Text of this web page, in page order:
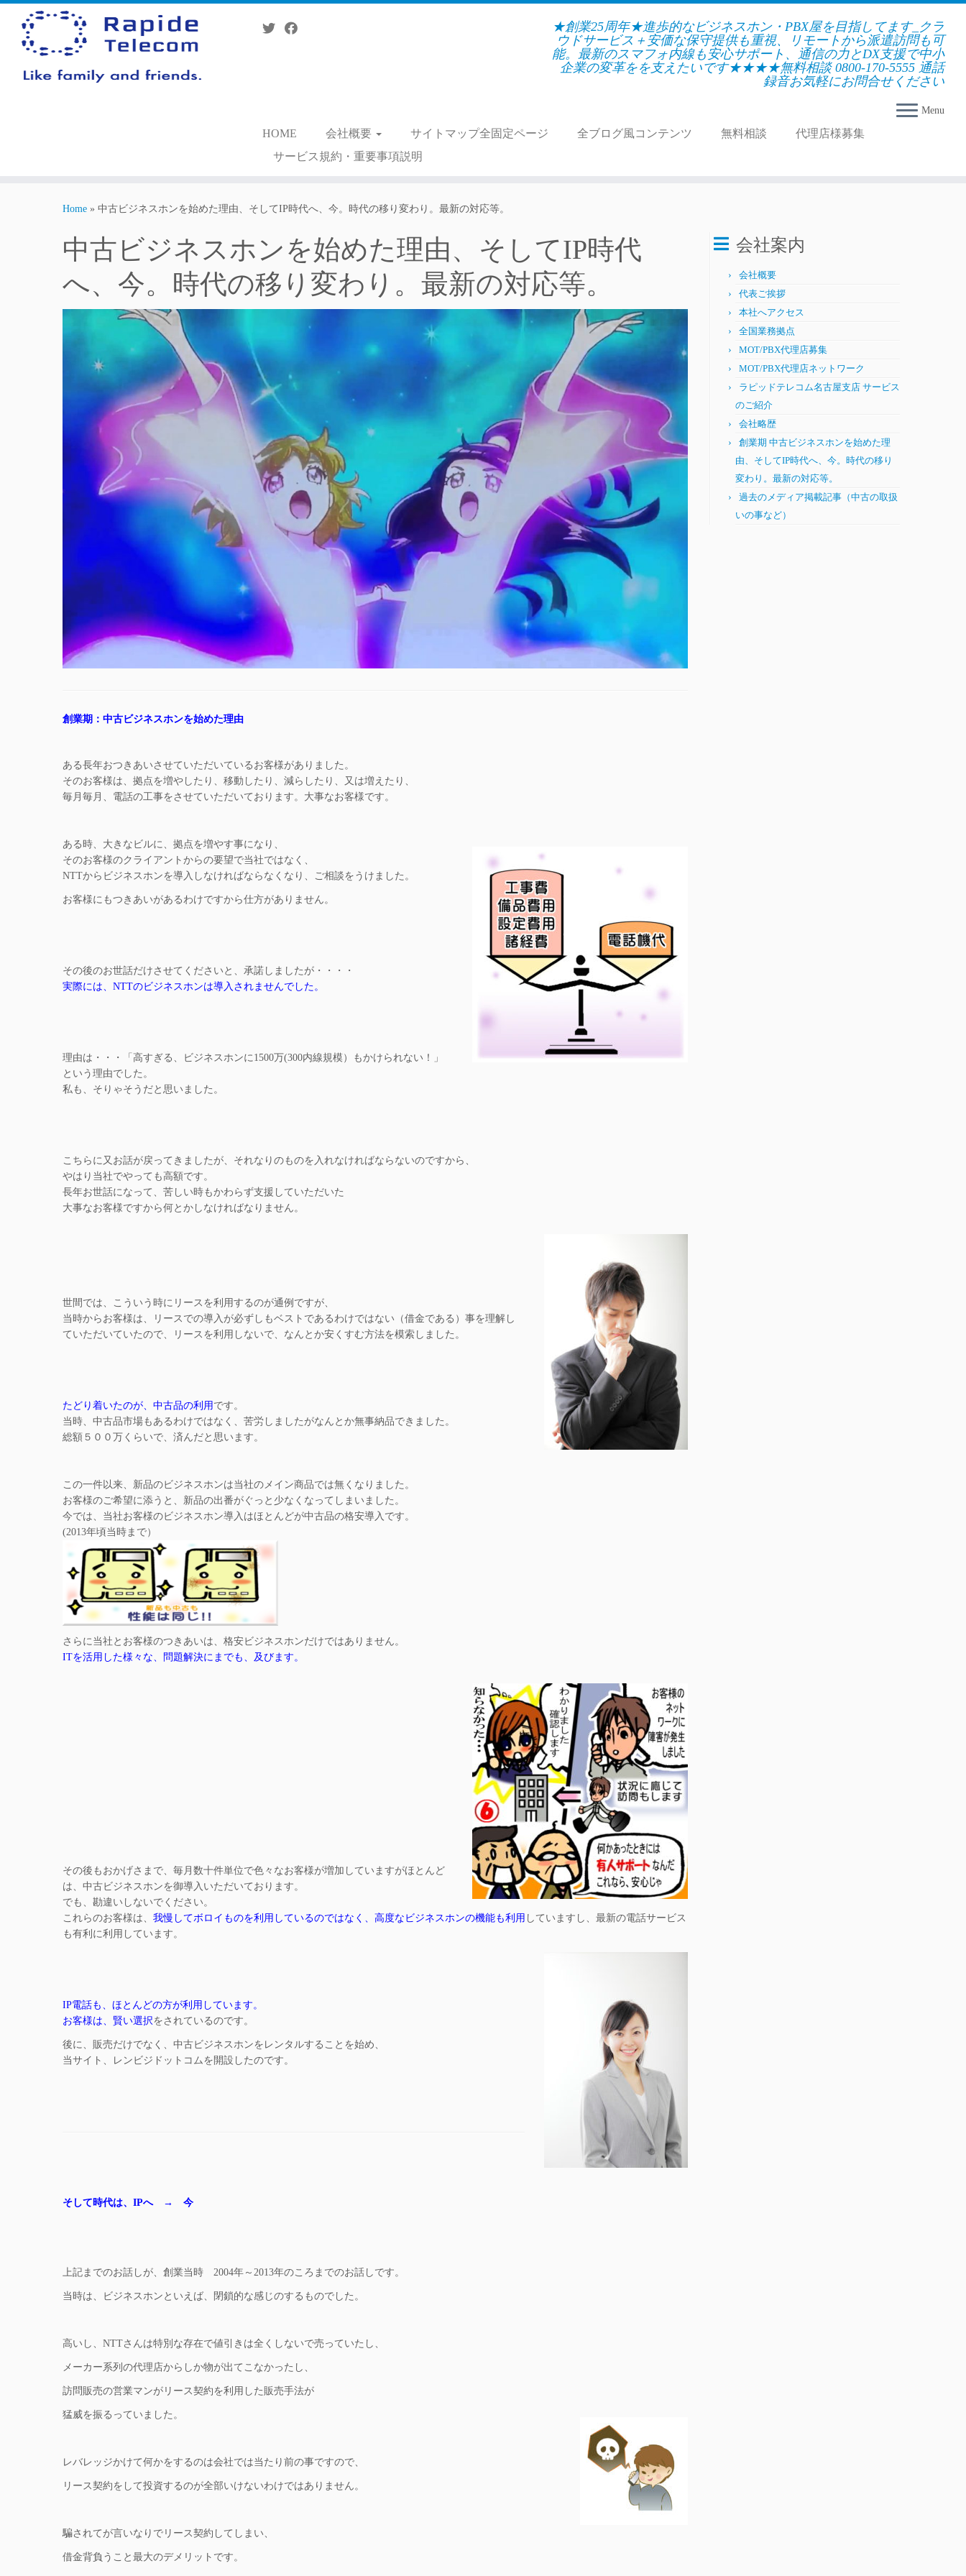
Skip
content
★創業25周年★進歩的なビジネスホン・PBX屋を目指してます_クラ
ウドサービス＋安価な保守提供も重視、リモートから派遣訪問も可
能。最新のスマフォ内線も安心サポート、通信の力とDX支援で中小
企業の変革をを支えたいです★★★★無料相談 0800-170-5555 通話
録音お気軽にお問合せください
Menu
HOME 会社概要 サイトマップ全固定ページ 全ブログ風コンテンツ 無料相談
代理店様募集
サービス規約・重要事項説明
Home » 中古ビジネスホンを始めた理由、そしてIP時代へ、今。時代の移り変わり。最新の対応等。
中古ビジネスホンを始めた理由、そしてIP時代
へ、今。時代の移り変わり。最新の対応等。
創業期：中古ビジネスホンを始めた理由
ある長年おつきあいさせていただいているお客様がありました。
そのお客様は、拠点を増やしたり、移動したり、減らしたり、又は増えたり、
毎月毎月、電話の工事をさせていただいております。大事なお客様です。
ある時、大きなビルに、拠点を増やす事になり、
そのお客様のクライアントからの要望で当社ではなく、
NTTからビジネスホンを導入しなければならなくなり、ご相談をうけました。
お客様にもつきあいがあるわけですから仕方がありません。
その後のお世話だけさせてくださいと、承諾しましたが・・・・
実際には、NTTのビジネスホンは導入されませんでした。
理由は・・・「高すぎる、ビジネスホンに1500万(300内線規模）もかけられない！」
という理由でした。
私も、そりゃそうだと思いました。
こちらに又お話が戻ってきましたが、それなりのものを入れなければならないのですから、
やはり当社でやっても高額です。
長年お世話になって、苦しい時もかわらず支援していただいた
大事なお客様ですから何とかしなければなりません。
世間では、こういう時にリースを利用するのが通例ですが、
当時からお客様は、リースでの導入が必ずしもベストであるわけではない（借金である）事を理解し
ていただいていたので、リースを利用しないで、なんとか安くすむ方法を模索しました。
たどり着いたのが、中古品の利用 です。
当時、中古品市場もあるわけではなく、苦労しましたがなんとか無事納品できました。
総額５００万くらいで、済んだと思います。
この一件以来、新品のビジネスホンは当社のメイン商品では無くなりました。
お客様のご希望に添うと、新品の出番がぐっと少なくなってしまいました。
今では、当社お客様のビジネスホン導入はほとんどが中古品の格安導入です。
(2013年頃当時まで）
さらに当社とお客様のつきあいは、格安ビジネスホンだけではありません。
ITを活用した様々な、問題解決にまでも、及びます。
その後もおかげさまで、毎月数十件単位で色々なお客様が増加していますがほとんど
は、中古ビジネスホンを御導入いただいております。
でも、勘違いしないでください。
これらのお客様は、 我慢してボロイものを利用しているのではなく、高度なビジネスホンの機能も利用 していますし、最新の電話サービス
も有利に利用しています。
IP電話も、ほとんどの方が利用しています。
お客様は、賢い選択をされているのです。
後に、販売だけでなく、中古ビジネスホンをレンタルすることを始め、
当サイト、レンビジドットコムを開設したのです。
そして時代は、IPへ → 今
上記までのお話しが、創業当時 2004年～2013年のころまでのお話しです。
当時は、ビジネスホンといえば、閉鎖的な感じのするものでした。
高いし、NTTさんは特別な存在で値引きは全くしないで売っていたし、
メーカー系列の代理店からしか物が出てこなかったし、
訪問販売の営業マンがリース契約を利用した販売手法が
猛威を振るっていました。
レバレッジかけて何かをするのは会社では当たり前の事ですので、
リース契約をして投資するのが全部いけないわけではありません。
騙されてが言いなりでリース契約してしまい、
借金背負うこと最大のデメリットです。
会社案内
会社概要
代表ご挨拶
本社へアクセス
全国業務拠点
MOT/PBX代理店募集
MOT/PBX代理店ネットワーク
ラピッドテレコム名古屋支店 サービス
のご紹介
会社略歴
創業期 中古ビジネスホンを始めた理
由、そしてIP時代へ、今。時代の移り
変わり。最新の対応等。
過去のメディア掲載記事（中古の取扱
いの事など）